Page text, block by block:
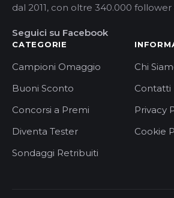
dal 2011, con oltre 340.000
Seguici su Facebook
CATEGORIE
Campioni Omaggio
Buoni Sconto
Concorsi a Premi
Diventa Tester
Sondaggi Retribuiti
Chi
Contatti
Privacy
Cookie